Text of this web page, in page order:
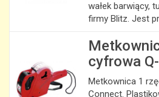
wałek barwiący,
firmy Blitz. Jest
cyfrowa
Metkownica 1
Connect.